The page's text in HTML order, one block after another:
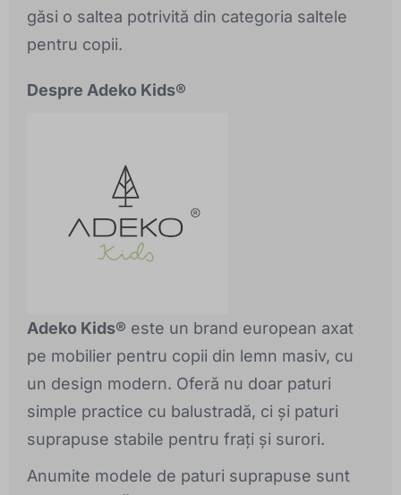
găsi o saltea potrivită din categoria saltele
pentru copii.
Despre Adeko Kids®
Adeko Kids® este un brand european axat
pe mobilier pentru copii din lemn masiv, cu
un design modern. Oferă nu doar paturi
simple practice cu balustradă, ci și paturi
suprapuse stabile pentru frați și surori.
Anumite modele de paturi suprapuse sunt